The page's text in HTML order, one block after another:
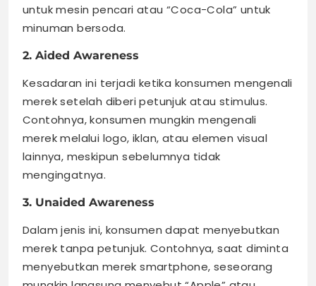
untuk mesin pencari atau “Coca-Cola” untuk
minuman bersoda.
2. Aided Awareness
Kesadaran ini terjadi ketika konsumen mengenali
merek setelah diberi petunjuk atau stimulus.
Contohnya, konsumen mungkin mengenali
merek melalui logo, iklan, atau elemen visual
lainnya, meskipun sebelumnya tidak
mengingatnya.
3. Unaided Awareness
Dalam jenis ini, konsumen dapat menyebutkan
merek tanpa petunjuk. Contohnya, saat diminta
menyebutkan merek smartphone, seseorang